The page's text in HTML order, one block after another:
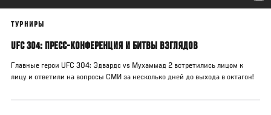
ТУРНИРЫ
UFC 304: ПРЕСС-КОНФЕРЕНЦИЯ И БИТВЫ ВЗГЛЯДОВ
Главные герои UFC 304: Эдвардс vs Мухаммад 2 встретились лицом к
лицу и ответили на вопросы СМИ за несколько дней до выхода в октагон!